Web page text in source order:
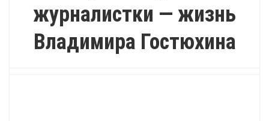
журналистки — жизнь
Владимира Гостюхина